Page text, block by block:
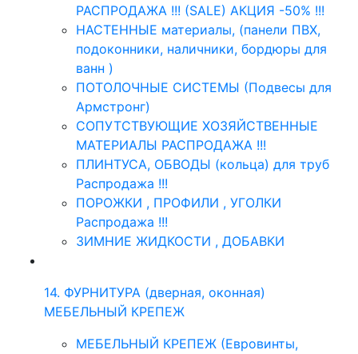
РАСПРОДАЖА !!! (SALE) АКЦИЯ -50% !!!
НАСТЕННЫЕ материалы, (панели ПВХ,
подоконники, наличники, бордюры для
ванн )
ПОТОЛОЧНЫЕ СИСТЕМЫ (Подвесы для
Армстронг)
СОПУТСТВУЮЩИЕ ХОЗЯЙСТВЕННЫЕ
МАТЕРИАЛЫ РАСПРОДАЖА !!!
ПЛИНТУСА, ОБВОДЫ (кольца) для труб
Распродажа !!!
ПОРОЖКИ , ПРОФИЛИ , УГОЛКИ
Распродажа !!!
ЗИМНИЕ ЖИДКОСТИ , ДОБАВКИ
14. ФУРНИТУРА (дверная, оконная)
МЕБЕЛЬНЫЙ КРЕПЕЖ
МЕБЕЛЬНЫЙ КРЕПЕЖ (Евровинты,